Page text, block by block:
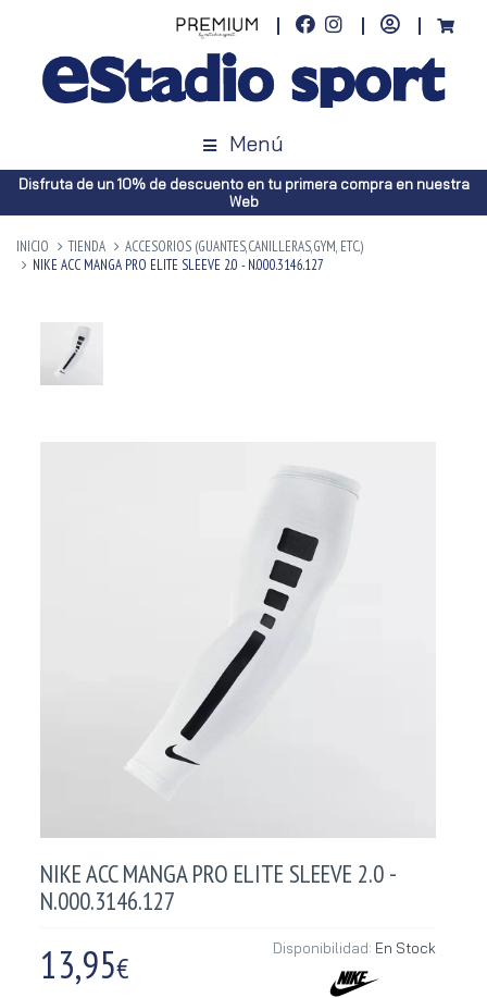
Menú
Disfruta de un 10% de descuento en tu primera compra en nuestra
Web
INICIO TIENDA
ACCESORIOS (GUANTES,CANILLERAS,GYM, ETC.)
NIKE ACC MANGA PRO ELITE SLEEVE 2.0 - N.000.3146.127
NIKE ACC MANGA PRO ELITE SLEEVE 2.0 -
N.000.3146.127
13,95€
Disponibilidad: En Stock